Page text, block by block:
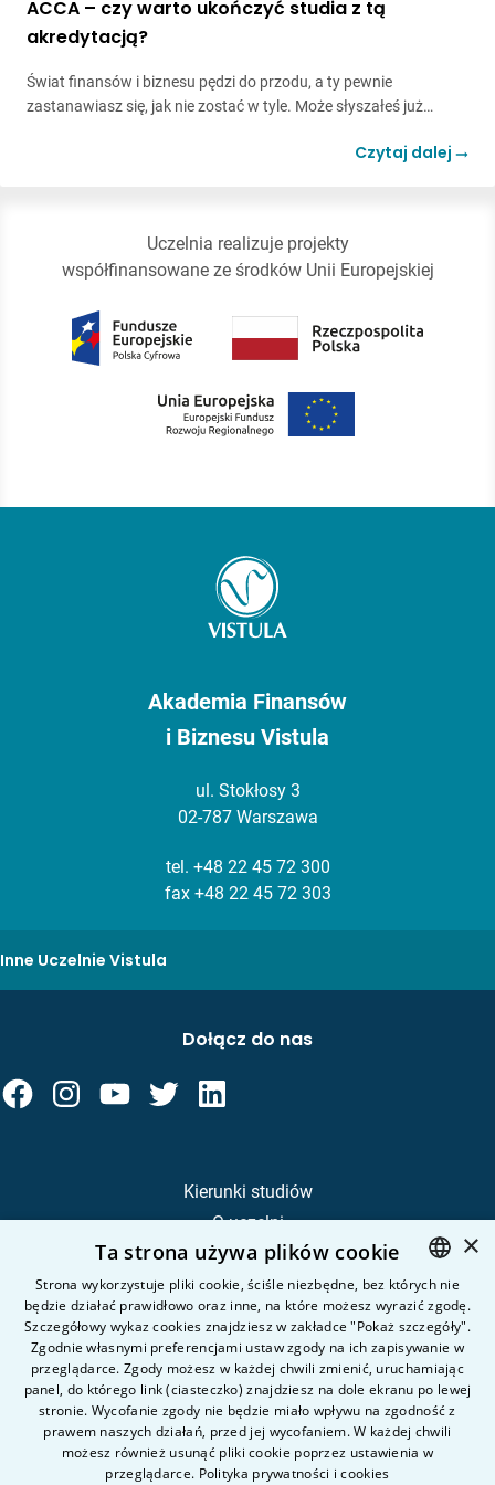
ACCA – czy warto ukończyć studia z tą
akredytacją?
Świat finansów i biznesu pędzi do przodu, a ty pewnie
zastanawiasz się, jak nie zostać w tyle. Może słyszałeś już…
Czytaj dalej
Uczelnia realizuje projekty
współfinansowane ze środków Unii Europejskiej
Akademia Finansów
i Biznesu Vistula
ul. Stokłosy 3
02-787 Warszawa
tel. +48 22 45 72 300
fax +48 22 45 72 303
Inne Uczelnie Vistula
Kierunki studiów
O uczelni
Kandydat
Student
Nauka i badania
Intranet
Pytania i odpowiedzi
Kontakt
Dołącz do nas
POLISH
ENGLISH
×
Ta strona używa plików cookie
Strona wykorzystuje pliki cookie, ściśle niezbędne, bez których nie
będzie działać prawidłowo oraz inne, na które możesz wyrazić zgodę.
Szczegółowy wykaz cookies znajdziesz w zakładce "Pokaż szczegóły".
Zgodnie własnymi preferencjami ustaw zgody na ich zapisywanie w
przeglądarce. Zgody możesz w każdej chwili zmienić, uruchamiając
panel, do którego link (ciasteczko) znajdziesz na dole ekranu po lewej
stronie. Wycofanie zgody nie będzie miało wpływu na zgodność z
prawem naszych działań, przed jej wycofaniem. W każdej chwili
możesz również usunąć pliki cookie poprzez ustawienia w
przeglądarce. Polityka prywatności i cookies